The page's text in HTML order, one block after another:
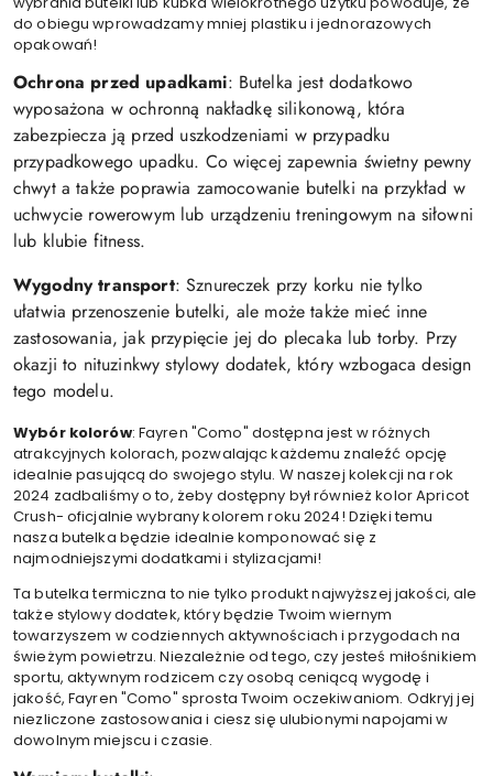
do obiegu wprowadzamy mniej plastiku i jednorazowych
opakowań!
Ochrona przed upadkami: Butelka jest dodatkowo
wyposażona w ochronną nakładkę silikonową, która
zabezpiecza ją przed uszkodzeniami w przypadku
przypadkowego upadku. Co więcej zapewnia świetny pewny
chwyt a także poprawia zamocowanie butelki na przykład w
uchwycie rowerowym lub urządzeniu treningowym na siłowni
lub klubie fitness.
Wygodny transport: Sznureczek przy korku nie tylko
ułatwia przenoszenie butelki, ale może także mieć inne
zastosowania, jak przypięcie jej do plecaka lub torby. Przy
okazji to nituzinkwy stylowy dodatek, który wzbogaca design
tego modelu.
Wybór kolorów: Fayren "Como" dostępna jest w różnych
atrakcyjnych kolorach, pozwalając każdemu znaleźć opcję
idealnie pasującą do swojego stylu. W naszej kolekcji na rok
2024 zadbaliśmy o to, żeby dostępny był również kolor Apricot
Crush- oficjalnie wybrany kolorem roku 2024! Dzięki temu
nasza butelka będzie idealnie komponować się z
najmodniejszymi dodatkami i stylizacjami!
Ta butelka termiczna to nie tylko produkt najwyższej jakości, ale
także stylowy dodatek, który będzie Twoim wiernym
towarzyszem w codziennych aktywnościach i przygodach na
świeżym powietrzu. Niezależnie od tego, czy jesteś miłośnikiem
sportu, aktywnym rodzicem czy osobą ceniącą wygodę i
jakość, Fayren "Como" sprosta Twoim oczekiwaniom. Odkryj jej
niezliczone zastosowania i ciesz się ulubionymi napojami w
dowolnym miejscu i czasie.